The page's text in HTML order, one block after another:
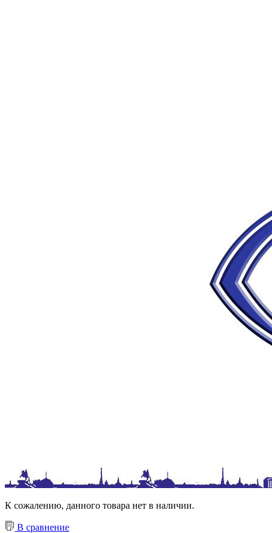
К сожалению, данного товара нет в наличии.
В сравнение